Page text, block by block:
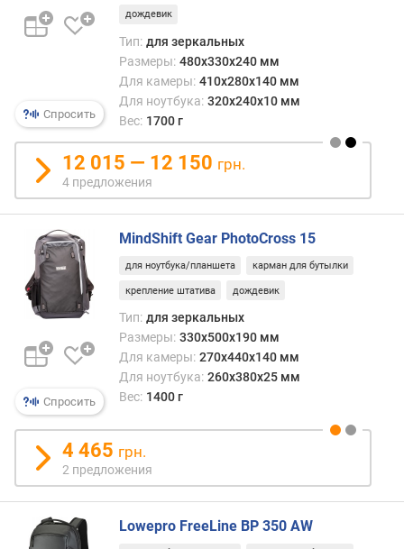
т
з
п
о
д
а
т
е
д
о
б
а
л
е
и
п
к
о
л
Спросить
дождевик
Тип: для зеркальных
Размеры: 480x330x240 мм
Для камеры: 410x280x140 мм
Для ноутбука: 320x240x10 мм
Вес: 1700 г
12 015 — 12 150 грн.
4 предложения
Спросить
MindShift Gear PhotoCross 15
для ноутбука/планшета карман для бутылки
крепление штатива дождевик
Тип: для зеркальных
Размеры: 330x500x190 мм
Для камеры: 270x440x140 мм
Для ноутбука: 260x380x25 мм
Вес: 1400 г
4 465 грн.
2 предложения
Lowepro FreeLine BP 350 AW